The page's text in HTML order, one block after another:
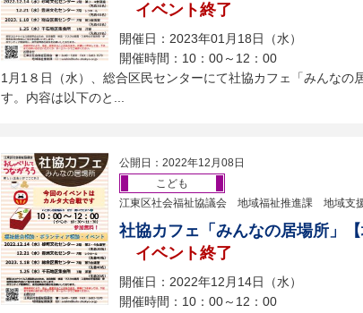
イベント終了
開催日：2023年01月18日（水）
開催時間：10：00～12：00
​1月1８日（水）、総合区民センターにて社協カフェ「みんなの
す。内容は以下のと...
公開日：2022年12月08日
こども
江東区社会福祉協議会 地域福祉推進課 地域支
社協カフェ「みんなの居場所」【
イベント終了
開催日：2022年12月14日（水）
開催時間：10：00～12：00